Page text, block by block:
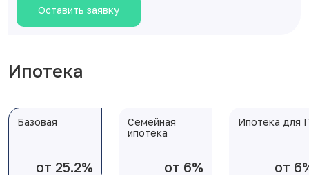
Оставить заявку
Ипотека
Базовая
от 25.2%
Семейная
ипотека
от 6%
Ипотека для
от